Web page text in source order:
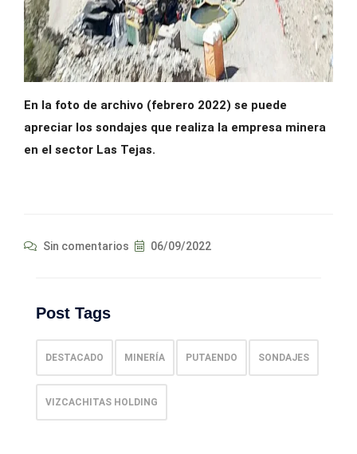
En la foto de archivo (febrero 2022) se puede
apreciar los sondajes que realiza la empresa minera
en el sector Las Tejas.
Sin comentarios 06/09/2022
Post Tags
DESTACADO MINERÍA PUTAENDO SONDAJES
VIZCACHITAS HOLDING